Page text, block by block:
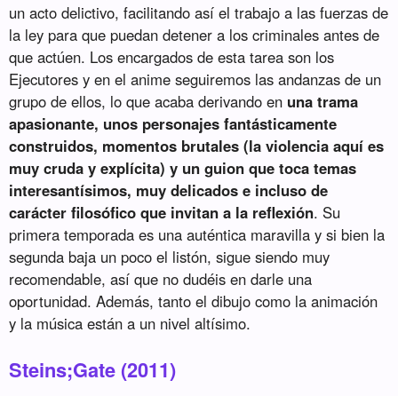
un acto delictivo, facilitando así el trabajo a las fuerzas de
la ley para que puedan detener a los criminales antes de
que actúen. Los encargados de esta tarea son los
Ejecutores y en el anime seguiremos las andanzas de un
grupo de ellos, lo que acaba derivando en una trama
apasionante, unos personajes fantásticamente
construidos, momentos brutales (la violencia aquí es
muy cruda y explícita) y un guion que toca temas
interesantísimos, muy delicados e incluso de
carácter filosófico que invitan a la reflexión. Su
primera temporada es una auténtica maravilla y si bien la
segunda baja un poco el listón, sigue siendo muy
recomendable, así que no dudéis en darle una
oportunidad. Además, tanto el dibujo como la animación
y la música están a un nivel altísimo.
Steins;Gate (2011)